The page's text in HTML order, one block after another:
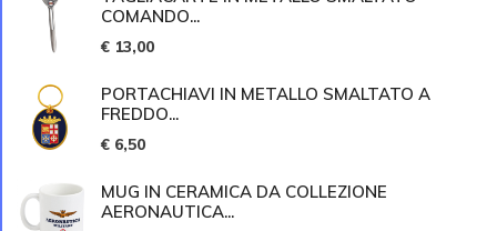
COMANDO...
€ 13,00
PORTACHIAVI IN METALLO SMALTATO A
FREDDO...
€ 6,50
MUG IN CERAMICA DA COLLEZIONE
AERONAUTICA...